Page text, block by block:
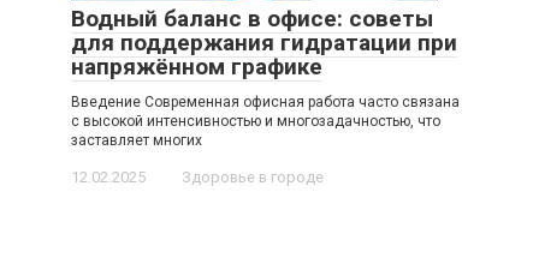
Водный баланс в офисе: советы
для поддержания гидратации при
напряжённом графике
Введение Современная офисная работа часто связана
с высокой интенсивностью и многозадачностью, что
заставляет многих
12.02.2025 Здоровье в городе